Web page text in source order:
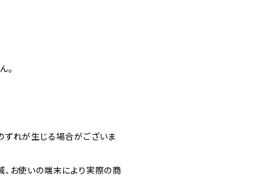
。
ずれが生じる場合がございま
、お使いの端末により実際の商